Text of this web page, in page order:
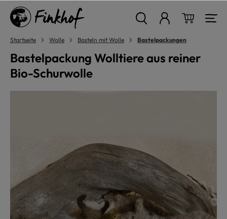
springen
Startseite Wolle Basteln mit Wolle Bastelpackungen
Bastelpackung Wolltiere aus reiner
Bio-Schurwolle